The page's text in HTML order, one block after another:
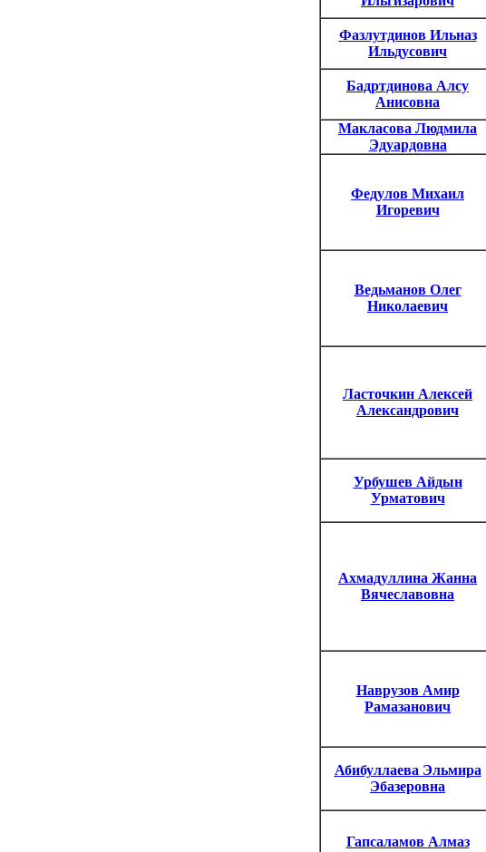
Фазлутдинов Ильназ
Ильдусович
Бадртдинова Алсу
Анисовна
Макласова Людмила
Эдуардовна
Федулов Михаил
Игоревич
Ведьманов Олег
Николаевич
Ласточкин Алексей
Александрович
Урбушев Айдын
Урматович
Ахмадуллина Жанна
Вячеславовна
Наврузов Амир
Рамазанович
Абибуллаева Эльмира
Эбазеровна
Гапсаламов Алмаз